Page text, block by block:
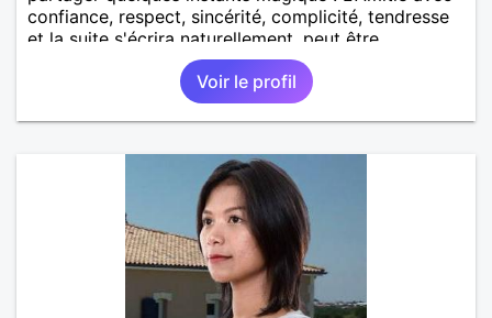
confiance, respect, sincérité, complicité, tendresse
et la suite s'écrira naturellement, peut être...
Voir le profil